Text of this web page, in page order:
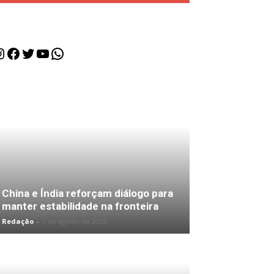
Facebook
Twitter
Youtube
WhatsApp
China e Índia reforçam diálogo para
manter estabilidade na fronteira
Redação -